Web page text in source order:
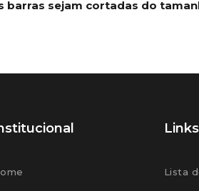
barras sejam cortadas do
Links
Lista